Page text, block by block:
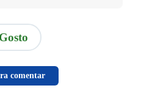
Gosto
comentar